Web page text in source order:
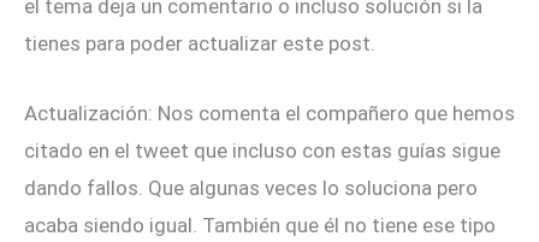
el tema deja un comentario o incluso solución si la
tienes para poder actualizar este post.
Actualización: Nos comenta el compañero que hemos
citado en el tweet que incluso con estas guías sigue
dando fallos. Que algunas veces lo soluciona pero
acaba siendo igual. También que él no tiene ese tipo